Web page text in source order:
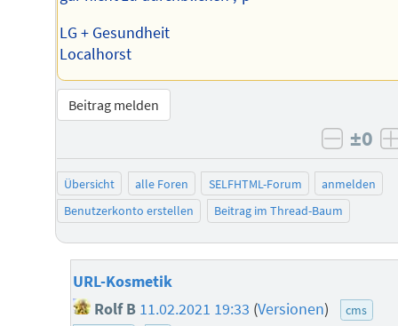
LG + Gesundheit
Localhorst
Beitrag melden
±0
Übersicht alle Foren SELFHTML-Forum
anmelden
Benutzerkonto erstellen
Beitrag im Thread-Baum
URL-Kosmetik
Rolf B 11.02.2021 19:33 (Versionen)
cms